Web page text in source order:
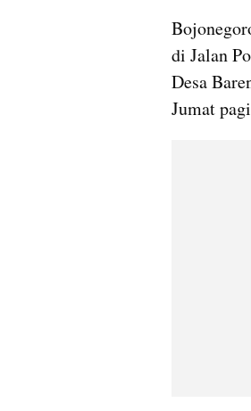
di Jalan
Desa
Jumat